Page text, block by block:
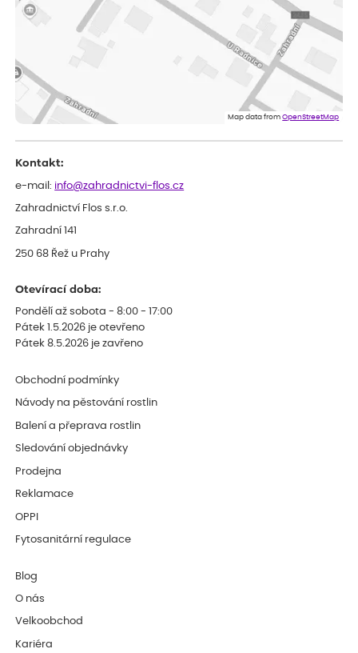
velice dobře prospívají
Jarda
Dobrý den, byli jsme spokojeni
Eshop, objednání bylo v pořádku, žádný problém. Jen jsem byla
smutná z dodávky jedné kytky, která nebyla v nejlepší kondici a i
Map data fromOpenStreetMap
Kontakt:
e-mail: info@zahradnictvi-flos.cz
Zahradnictví Flos s.r.o.
Zahradní 141
250 68 Řež u Prahy
Otevírací doba:
Pondělí až sobota - 8:00 - 17:00
Pátek 1.5.2026 je otevřeno
Pátek 8.5.2026 je zavřeno
Obchodní podmínky
Návody na pěstování rostlin
Balení a přeprava rostlin
Sledování objednávky
Prodejna
Reklamace
OPPI
Fytosanitární regulace
Blog
O nás
Velkoobchod
Kariéra